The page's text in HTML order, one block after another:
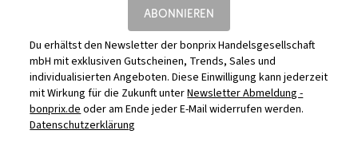
ABONNIEREN
Du erhältst den Newsletter der bonprix Handelsgesellschaft
mbH mit exklusiven Gutscheinen, Trends, Sales und
individualisierten Angeboten. Diese Einwilligung kann jederzeit
mit Wirkung für die Zukunft unterNewsletter Abmeldung -
bonprix.deoder am Ende jeder E-Mail widerrufen werden.
Datenschutzerklärung